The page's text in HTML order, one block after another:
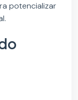
potencializar